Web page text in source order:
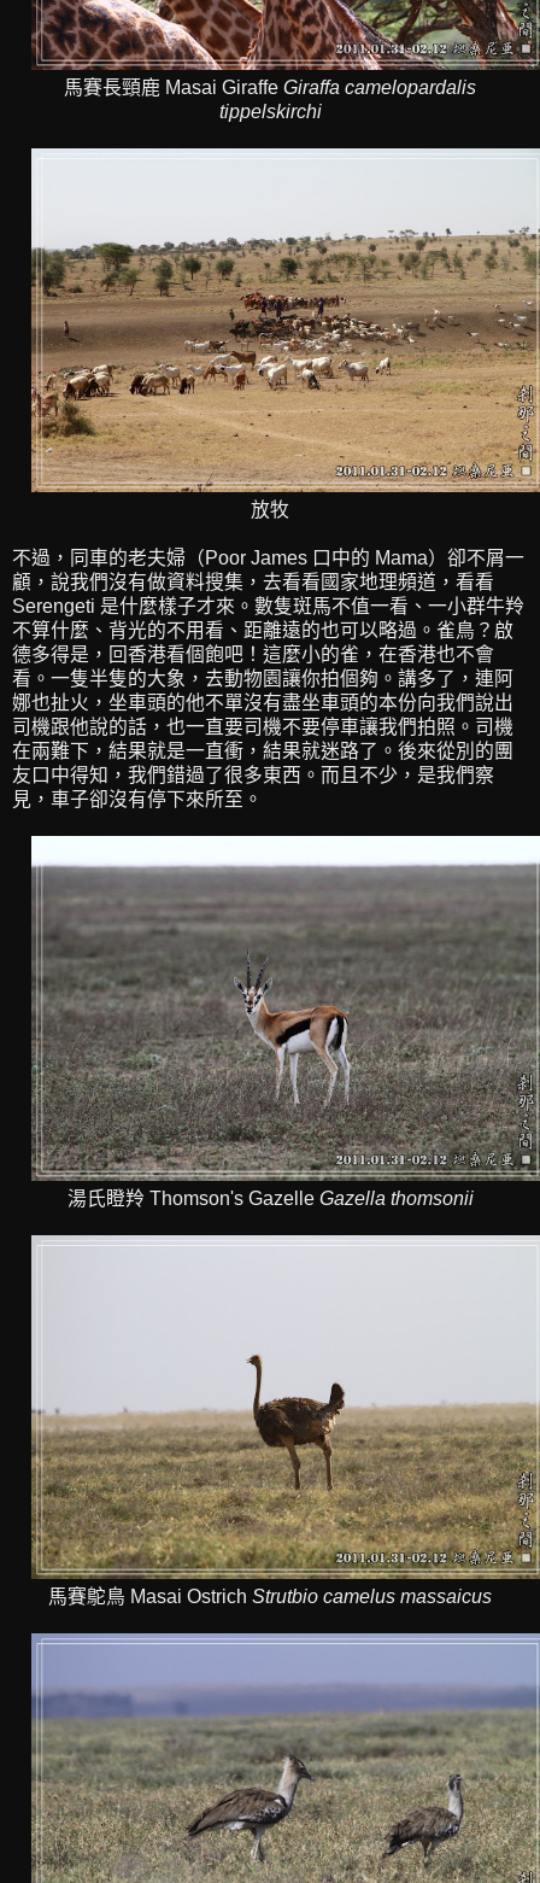
馬賽長頸鹿 Masai Giraffe Giraffa camelopardalis
tippelskirchi
放牧
不過，同車的老夫婦（Poor James 口中的 Mama）卻不屑一
顧，說我們沒有做資料搜集，去看看國家地理頻道，看看
Serengeti 是什麼樣子才來。數隻斑馬不值一看、一小群牛羚
不算什麼、背光的不用看、距離遠的也可以略過。雀鳥？啟
德多得是，回香港看個飽吧！這麼小的雀，在香港也不會
看。一隻半隻的大象，去動物園讓你拍個夠。講多了，連阿
娜也扯火，坐車頭的他不單沒有盡坐車頭的本份向我們說出
司機跟他說的話，也一直要司機不要停車讓我們拍照。司機
在兩難下，結果就是一直衝，結果就迷路了。後來從別的團
友口中得知，我們錯過了很多東西。而且不少，是我們察
見，車子卻沒有停下來所至。
湯氏瞪羚 Thomson's Gazelle Gazella thomsonii
馬賽鴕鳥 Masai Ostrich Strutbio camelus massaicus